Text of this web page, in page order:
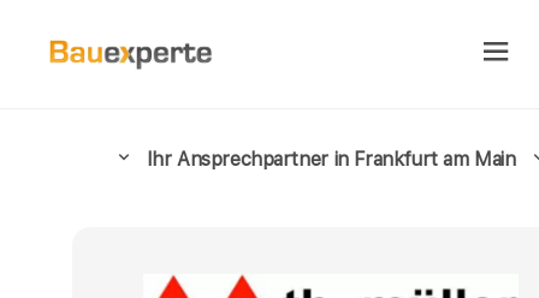
Ihr Ansprechpartner in Frankfurt am Main